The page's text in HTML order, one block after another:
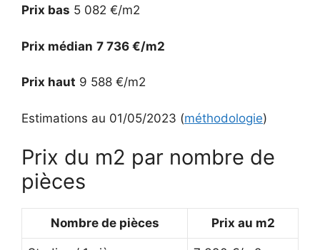
Prix bas 5 082 €/m2
Prix médian 7 736 €/m2
Prix haut 9 588 €/m2
Estimations au 01/05/2023 (méthodologie)
Prix du m2 par nombre de
pièces
Nombre de pièces Prix au m2